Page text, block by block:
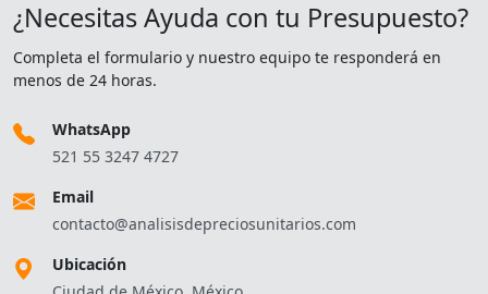
¿Necesitas Ayuda con tu Presupuesto?
Completa el formulario y nuestro equipo te responderá en
menos de 24 horas.
WhatsApp
521 55 3247 4727
Email
contacto@analisisdepreciosunitarios.com
Ubicación